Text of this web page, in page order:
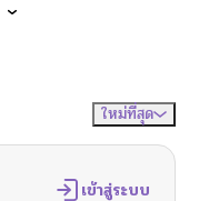
05/15/2026
05/09/2026
ใหม่ที่สุด
เข้าสู่ระบบ